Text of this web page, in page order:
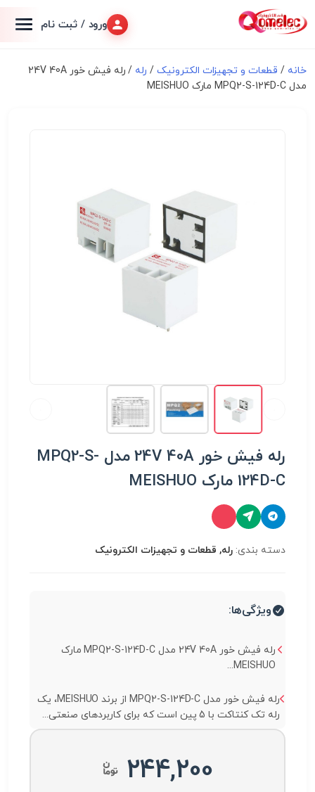
ورود / ثبت نام
خانه / قطعات و تجهیزات الکترونیک/ رله
/ رله فیش خور 24V 40A
مدل MPQ2-S-124D-C مارک MEISHUO
رله فیش خور 24V 40A مدل MPQ2-S-
124D-C مارک MEISHUO
دسته بندی: رله, قطعات و تجهیزات الکترونیک
ویژگی‌ها:
رله فیش خور 24V 40A مدل MPQ2-S-124D-C مارک
MEISHUO...
رله فیش خور مدل MPQ2-S-124D-C از برند MEISHUO، یک
رله تک کنتاکت با 5 پین است که برای کاربردهای صنعتی...
244,200